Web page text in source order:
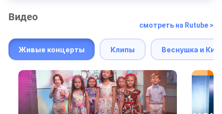
Видео
смотреть на Rutube >
Живые концерты Клипы Веснушка и